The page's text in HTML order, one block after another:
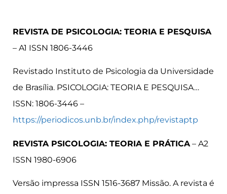
REVISTA DE PSICOLOGIA: TEORIA E PESQUISA
– A1 ISSN 1806-3446
Revistado Instituto de Psicologia da Universidade
de Brasília. PSICOLOGIA: TEORIA E PESQUISA…
ISSN: 1806-3446 –
https://periodicos.unb.br/index.php/revistaptp
REVISTA PSICOLOGIA: TEORIA E PRÁTICA – A2
ISSN 1980-6906
Versão impressa ISSN 1516-3687 Missão. A revista é